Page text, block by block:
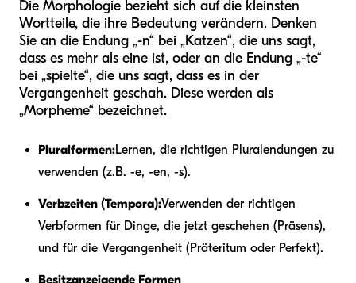
Die Morphologie bezieht sich auf die kleinsten
Wortteile, die ihre Bedeutung verändern. Denken
Sie an die Endung „-n“ bei „Katzen“, die uns sagt,
dass es mehr als eine ist, oder an die Endung „-te“
bei „spielte“, die uns sagt, dass es in der
Vergangenheit geschah. Diese werden als
„Morpheme“ bezeichnet.
Pluralformen:Lernen, die richtigen Pluralendungen zu
verwenden (z.B. -e, -en, -s).
Verbzeiten (Tempora):Verwenden der richtigen
Verbformen für Dinge, die jetzt geschehen (Präsens),
und für die Vergangenheit (Präteritum oder Perfekt).
Besitzanzeigende Formen